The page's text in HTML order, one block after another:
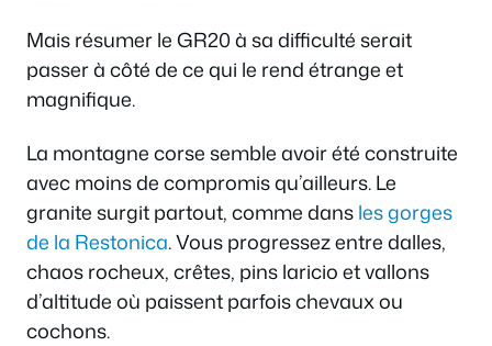
Mais résumer le GR20 à sa difficulté serait
passer à côté de ce qui le rend étrange et
magnifique.
La montagne corse semble avoir été construite
avec moins de compromis qu’ailleurs. Le
granite surgit partout, comme dansles gorges
de la Restonica. Vous progressez entre dalles,
chaos rocheux, crêtes, pins laricio et vallons
d’altitude où paissent parfois chevaux ou
cochons.